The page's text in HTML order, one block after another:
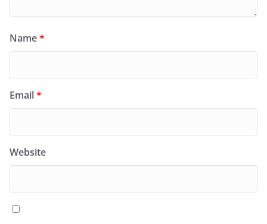
Name*
Email*
Website